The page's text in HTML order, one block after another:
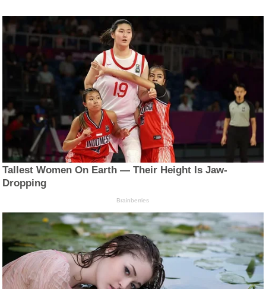
Tallest Women On Earth — Their Height Is Jaw-
Dropping
Brainberries